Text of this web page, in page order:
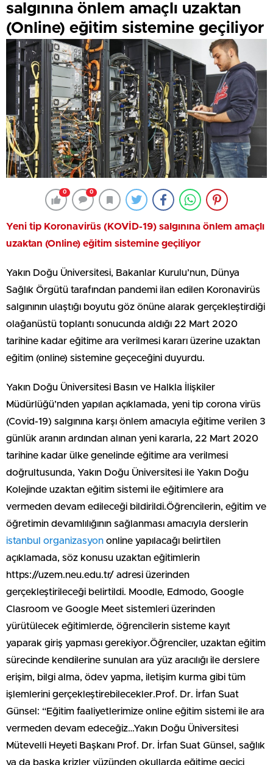
salgınına önlem amaçlı uzaktan
(Online) eğitim sistemine geçiliyor
0 0
Yeni tip Koronavirüs (KOVİD-19) salgınına önlem amaçlı
uzaktan (Online) eğitim sistemine geçiliyor
Yakın Doğu Üniversitesi, Bakanlar Kurulu’nun, Dünya
Sağlık Örgütü tarafından pandemi ilan edilen Koronavirüs
salgınının ulaştığı boyutu göz önüne alarak gerçekleştirdiği
olağanüstü toplantı sonucunda aldığı 22 Mart 2020
tarihine kadar eğitime ara verilmesi kararı üzerine uzaktan
eğitim (online) sistemine geçeceğini duyurdu.
Yakın Doğu Üniversitesi Basın ve Halkla İlişkiler
Müdürlüğü’nden yapılan açıklamada, yeni tip corona virüs
(Covid-19) salgınına karşı önlem amacıyla eğitime verilen 3
günlük aranın ardından alınan yeni kararla, 22 Mart 2020
tarihine kadar ülke genelinde eğitime ara verilmesi
doğrultusunda, Yakın Doğu Üniversitesi ile Yakın Doğu
Kolejinde uzaktan eğitim sistemi ile eğitimlere ara
vermeden devam edileceği bildirildi.Öğrencilerin, eğitim ve
öğretimin devamlılığının sağlanması amacıyla derslerin
istanbul organizasyon online yapılacağı belirtilen
açıklamada, söz konusu uzaktan eğitimlerin
https://uzem.neu.edu.tr/ adresi üzerinden
gerçekleştirileceği belirtildi. Moodle, Edmodo, Google
Clasroom ve Google Meet sistemleri üzerinden
yürütülecek eğitimlerde, öğrencilerin sisteme kayıt
yaparak giriş yapması gerekiyor.Öğrenciler, uzaktan eğitim
sürecinde kendilerine sunulan ara yüz aracılığı ile derslere
erişim, bilgi alma, ödev yapma, iletişim kurma gibi tüm
işlemlerini gerçekleştirebilecekler.Prof. Dr. İrfan Suat
Günsel: “Eğitim faaliyetlerimize online eğitim sistemi ile ara
vermeden devam edeceğiz…Yakın Doğu Üniversitesi
Mütevelli Heyeti Başkanı Prof. Dr. İrfan Suat Günsel, sağlık
ya da başka krizler yüzünden okullarda eğitime geçici